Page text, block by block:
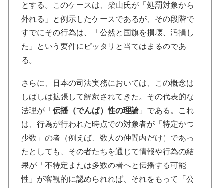
とする。このケースは、柴山氏が「処罰対象から
外れる」と例示したケースであるが、その段階で
すでにその行為は、「公然と国旗を損壊、汚損し
た」という要件にピッタリと当てはまるのであ
る。
さらに、日本の司法実務においては、この概念は
しばしば拡張して解釈されてきた。その代表的な
法理が「 伝播（でんぱ）性の理論」である。これ
は、行為が行われた時点での対象者が「特定かつ
少数」の者（例えば、数人の仲間内だけ）であっ
たとしても、その者たちを通じて情報や行為の結
果が「不特定または多数の者へと伝播する可能
性」が客観的に認められれば、それをもって「公